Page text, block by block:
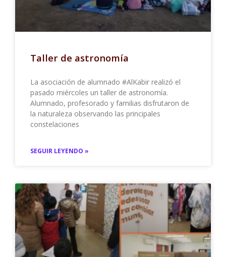
Taller de astronomía
La asociación de alumnado #AlKabir realizó el
pasado miércoles un taller de astronomía.
Alumnado, profesorado y familias disfrutaron de
la naturaleza observando las principales
constelaciones
SEGUIR LEYENDO »